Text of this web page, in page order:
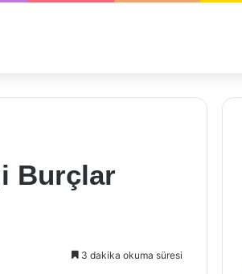
Burçlar
3 dakika okuma süresi